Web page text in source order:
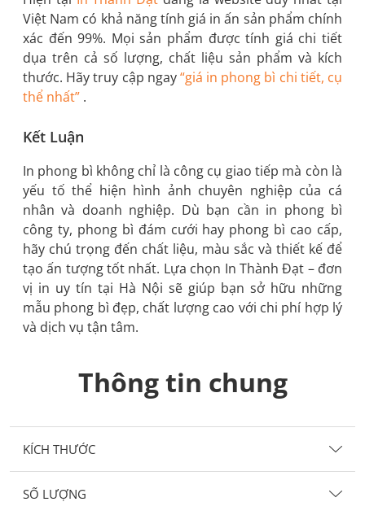
Việt Nam có khả năng tính giá in ấn sản phẩm chính
xác đến 99%. Mọi sản phẩm được tính giá chi tiết
dụa trên cả số lượng, chất liệu sản phẩm và kích
thước. Hãy truy cập ngay“giá in phong bì chi tiết, cụ
thể nhất” .
Kết Luận
In phong bì không chỉ là công cụ giao tiếp mà còn là
yếu tố thể hiện hình ảnh chuyên nghiệp của cá
nhân và doanh nghiệp. Dù bạn cần in phong bì
công ty, phong bì đám cưới hay phong bì cao cấp,
hãy chú trọng đến chất liệu, màu sắc và thiết kế để
tạo ấn tượng tốt nhất. Lựa chọn In Thành Đạt – đơn
vị in uy tín tại Hà Nội sẽ giúp bạn sở hữu những
mẫu phong bì đẹp, chất lượng cao với chi phí hợp lý
và dịch vụ tận tâm.
Thông tin chung
KÍCH THƯỚC
SỐ LƯỢNG